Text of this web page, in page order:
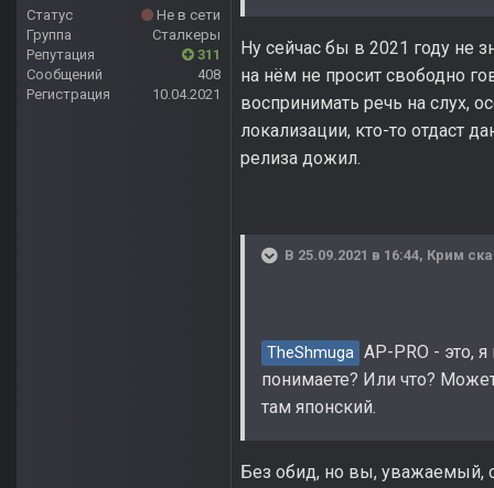
Статус
Не в сети
Группа
Сталкеры
Репутация
311
Сообщений
408
Регистрация
10.04.2021
Ну сейчас бы в 2021 году не
на нём не просит свободно
воспринимать речь на слух,
локализации, кто-то отдаст
релиза дожил.
В 25.09.2021 в 16:44, Крим
TheShmuga AP-PRO - это,
понимаете? Или что?
там японский.
Без обид, но вы, уважаемый,